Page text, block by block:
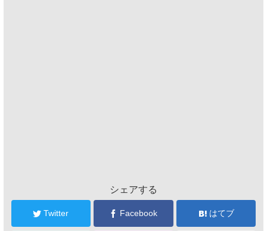
シェアする
Twitter Facebook はてブ